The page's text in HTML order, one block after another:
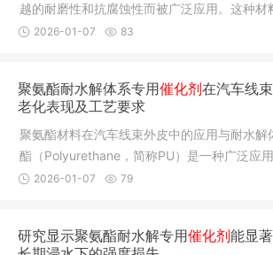
越的耐磨性和抗腐蚀性而被广泛应用。这种材
护设备免
2026-01-07 83
聚氨酯耐水解体系专用催化剂在汽车线
老化表现及工艺要求
聚氨酯材料在汽车线束外皮中的应用与耐水解
酯（Polyurethane，简称PU）是一种广泛应
能聚合物
2026-01-07 79
研究显示聚氨酯耐水解专用催化剂能显